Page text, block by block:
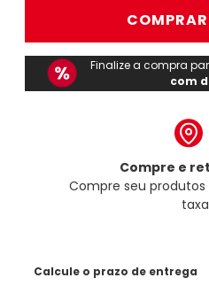
Finalize a compra
com
Compre e
Compre seu